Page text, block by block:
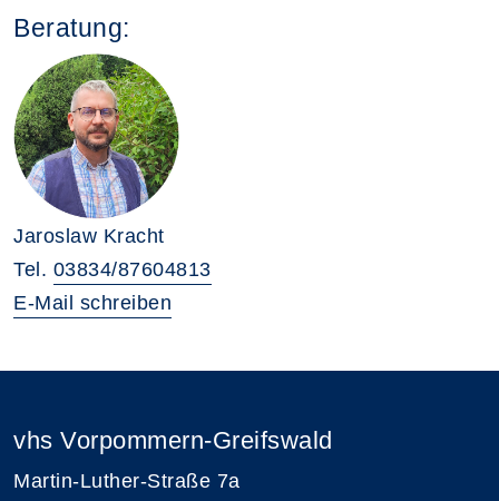
Beratung:
Jaroslaw Kracht
Tel. 03834/87604813
E-Mail schreiben
vhs Vorpommern-Greifswald
Martin-Luther-Straße 7a